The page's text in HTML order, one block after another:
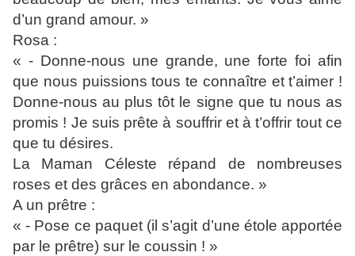
d’un grand amour. »
Rosa :
« - Donne-nous une grande, une forte foi afin
que nous puissions tous te connaître et t’aimer !
Donne-nous au plus tôt le signe que tu nous as
promis ! Je suis prête à souffrir et à t’offrir tout ce
que tu désires.
La Maman Céleste répand de nombreuses
roses et des grâces en abondance. »
A un prêtre :
« - Pose ce paquet (il s’agit d’une étole apportée
par le prêtre) sur le coussin ! »